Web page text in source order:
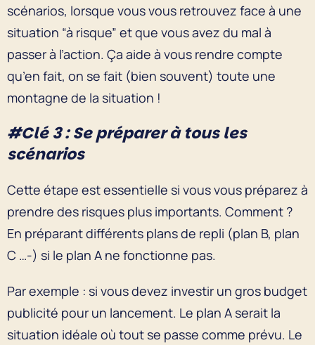
scénarios, lorsque vous vous retrouvez face à une
situation “à risque” et que vous avez du mal à
passer à l’action. Ça aide à vous rendre compte
qu’en fait, on se fait (bien souvent) toute une
montagne de la situation !
#Clé 3 : Se préparer à tous les
scénarios
Cette étape est essentielle si vous vous préparez à
prendre des risques plus importants. Comment ?
En préparant différents plans de repli (plan B, plan
C …-) si le plan A ne fonctionne pas.
Par exemple : si vous devez investir un gros budget
publicité pour un lancement. Le plan A serait la
situation idéale où tout se passe comme prévu. Le